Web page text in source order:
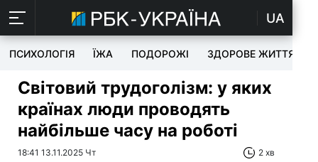
UA
ПСИХОЛОГІЯ ЇЖА ПОДОРОЖІ ЗДОРОВЕ ЖИТТЯ
Світовий трудоголізм: у яких
країнах люди проводять
найбільше часу на роботі
18:41 13.11.2025 Чт 2 хв